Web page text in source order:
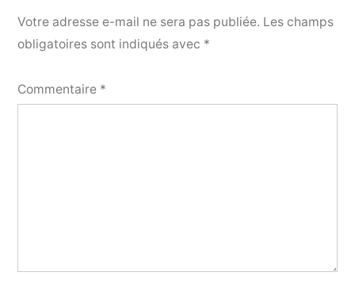
Votre adresse e-mail ne sera pas publiée. Les champs
obligatoires sont indiqués avec *
Commentaire *